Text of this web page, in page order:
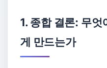
1. 종합 결론: 무
게 만드는가